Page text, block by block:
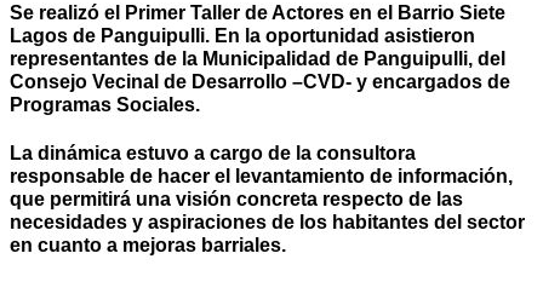
Se realizó el Primer Taller de Actores en el Barrio Siete
Lagos de Panguipulli. En la oportunidad asistieron
representantes de la Municipalidad de Panguipulli, del
Consejo Vecinal de Desarrollo –CVD- y encargados de
Programas Sociales.
La dinámica estuvo a cargo de la consultora
responsable de hacer el levantamiento de información,
que permitirá una visión concreta respecto de las
necesidades y aspiraciones de los habitantes del sector
en cuanto a mejoras barriales.